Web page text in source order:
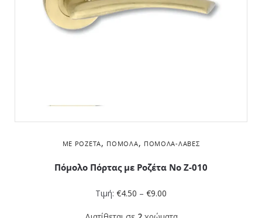
ΜΕ ΡΟΖΈΤΑ, ΠΌΜΟΛΑ, ΠΌΜΟΛΑ-ΛΑΒΈΣ
Πόμολο Πόρτας με Ροζέτα No Z-010
Τιμή: €4.50 – €9.00